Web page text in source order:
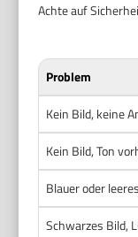
Achte auf
Problem
Kein Bild, keine
Kein Bild, Ton
Blauer oder
Schwarzes Bild,